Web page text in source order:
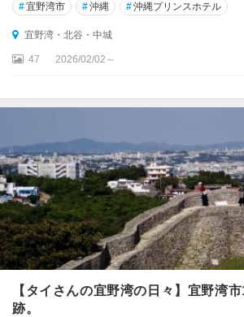
#宜野湾市 #沖縄 #沖縄プリンスホテル
宜野湾・北谷・中城
47 2026/02/02～
【タイさんの宜野湾の日々】宜野湾
跡。